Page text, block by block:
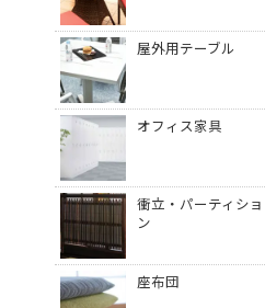
屋外用テーブル
オフィス家具
衝立・パーティショ
ン
座布団